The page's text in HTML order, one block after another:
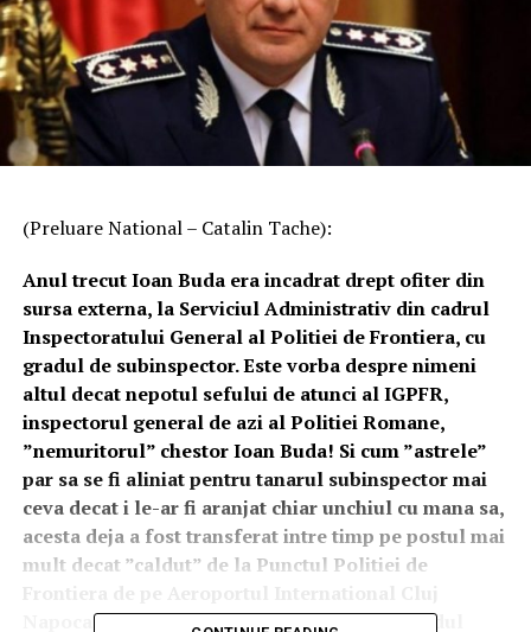
(Preluare National – Catalin Tache):
Anul trecut Ioan Buda era incadrat drept ofiter din
sursa externa, la Serviciul Administrativ din cadrul
Inspectoratului General al Politiei de Frontiera, cu
gradul de subinspector. Este vorba despre nimeni
altul decat nepotul sefului de atunci al IGPFR,
inspectorul general de azi al Politiei Romane,
”nemuritorul” chestor Ioan Buda! Si cum ”astrele”
par sa se fi aliniat pentru tanarul subinspector mai
ceva decat i le-ar fi aranjat chiar unchiul cu mana sa,
acesta deja a fost transferat intre timp pe postul mai
mult decat ”caldut” de la Punctul Politiei de
Napoca! Dar iata ca anul acesta a venit si randul